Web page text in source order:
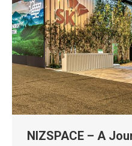
NIZSPACE – A